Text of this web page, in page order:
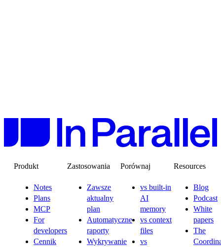
Produkt
Notes
Plans
MCP
For
developers
Cennik
Zastosowania
Zawsze
aktualny
plan
Automatyczne
raporty
Wykrywanie
Porównaj
vs built-in
AI
memory
vs context
files
vs
Resources
Blog
Podcast
White
papers
The